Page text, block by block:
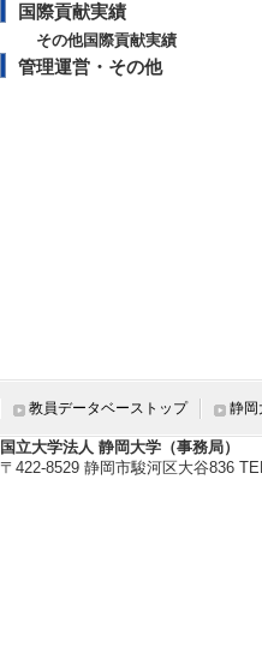
国際貢献実績
その他国際貢献実績
管理運営・その他
教員データベーストップ 静岡
国立大学法人 静岡大学（事務局）
〒422-8529 静岡市駿河区大谷836